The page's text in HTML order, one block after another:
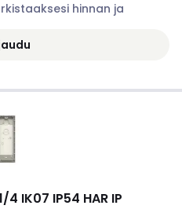
hinnan ja
IK07 IP54 HAR IP